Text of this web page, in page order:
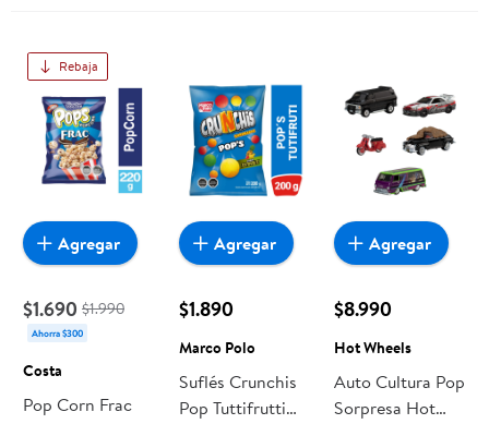
Rebaja
$1.690 $1.990
Ahorra $300
Costa
Pop Corn Frac
Agregar
$1.890
Marco Polo
Suflés Crunchis
Pop Tuttifrutti
Agregar
$8.990
Hot Wheels
Auto Cultura Pop
Sorpresa Hot
Agregar